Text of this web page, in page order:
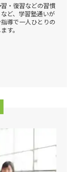
・復習などの習慣
ど、学習塾通いが
導で一人ひとりの
す。